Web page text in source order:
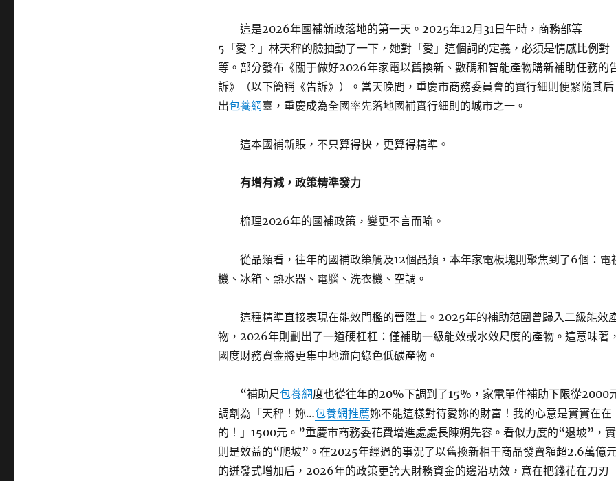
這是2026年國補新政落地的第一天。2025年12月31日午時，商務部等
5「愛？」林天秤的臉抽動了一下，她對「愛」這個詞的定義，必須是情感比例對
等。部分發布《關于做好2026年家電以舊換新、數碼和智能產物購新補助任務的
訴》（以下簡稱《告訴》）。當天晚間，重慶市商務委員會的實行細則便緊隨其后
出包養網臺，重慶成為全國率先落地國補實行細則的城市之一。
這本國補新賬，不只算得快，更算得精準。
有增有減，政策精準發力
梳理2026年的國補政策，變更不言而喻。
從品類看，往年的國補政策觸及12個品類，本年家電板塊則聚焦到了6個：電
機、冰箱、熱水器、電腦、洗衣機、空調。
這種精準直接表現在能效門檻的晉陞上。2025年的補助范圍曾歸入二級能效
物，2026年則劃出了一道硬杠杠：僅補助一級能效或水效尺度的產物。這意味著
國度財務資金將更集中地流向綠色低碳產物。
“補助尺包養網度也從往年的20%下調到了15%，家電單件補助下限從2000
調劑為「天秤！妳…包養網推薦妳不能這樣對待愛妳的財富！我的心意是實實在在
的！」1500元。”重慶市商務委花費增進處處長陳朔先容。看似力度的“退坡”，實
則是效益的“爬坡”。在2025年經過的事況了以舊換新相干商品發賣額超2.6萬億
的迸發式增加后，2026年的政策更誇大財務資金的邊沿功效，意在把錢花在刀刃